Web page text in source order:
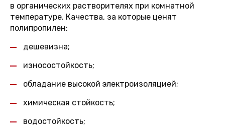
в органических растворителях при комнатной
температуре. Качества, за которые ценят
полипропилен:
дешевизна;
износостойкость;
обладание высокой электроизоляцией;
химическая стойкость;
водостойкость;